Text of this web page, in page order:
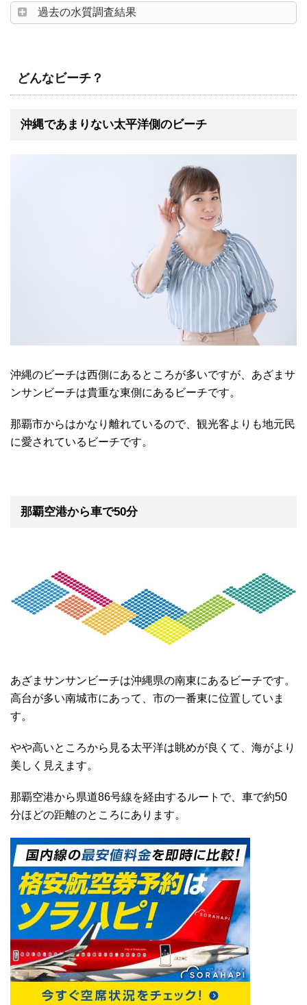
過去の水質調査結果
どんなビーチ？
沖縄であまりない太平洋側のビーチ
沖縄のビーチは西側にあるところが多いですが、あざまサ
ンサンビーチは貴重な東側にあるビーチです。
那覇市からはかなり離れているので、観光客よりも地元民
に愛されているビーチです。
那覇空港から車で50分
あざまサンサンビーチは沖縄県の南東にあるビーチです。
高台が多い南城市にあって、市の一番東に位置していま
す。
やや高いところから見る太平洋は眺めが良くて、海がより
美しく見えます。
那覇空港から県道86号線を経由するルートで、車で約50
分ほどの距離のところにあります。